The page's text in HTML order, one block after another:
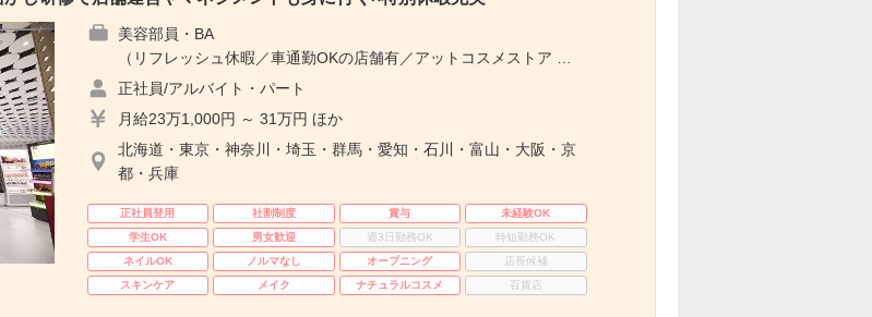
美容部員・BA
（リフレッシュ休暇／車通勤OKの店舗有／アットコスメストア …
正社員/アルバイト・パート
月給23万1,000円 ～ 31万円 ほか
北海道・東京・神奈川・埼玉・群馬・愛知・石川・富山・大阪・京
都・兵庫
正社員登用 社割制度 賞与
未経験OK
学生OK
男女歓迎 週3日勤務OK
時短勤務OK
ネイルOK
ノルマなし オープニング
店長候補
スキンケア
メイク ナチュラルコスメ 百貨店